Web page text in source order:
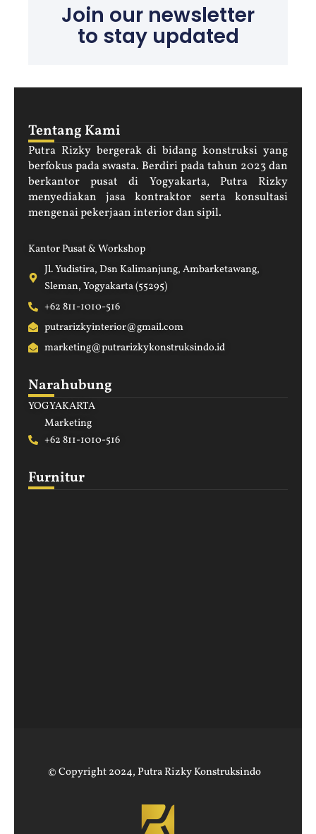
Join our newsletter
to stay updated
Tentang Kami
Putra Rizky bergerak di bidang konstruksi yang
berfokus pada swasta. Berdiri pada tahun 2023 dan
berkantor pusat di Yogyakarta, Putra Rizky
menyediakan jasa kontraktor serta konsultasi
mengenai pekerjaan interior dan sipil.
Kantor Pusat & Workshop
Jl. Yudistira, Dsn Kalimanjung, Ambarketawang,
Sleman, Yogyakarta (55295)
+62 811-1010-516
putrarizkyinterior@gmail.com
marketing@putrarizkykonstruksindo.id
Narahubung
YOGYAKARTA
Marketing
+62 811-1010-516
Furnitur
© Copyright 2024, Putra Rizky Konstruksindo